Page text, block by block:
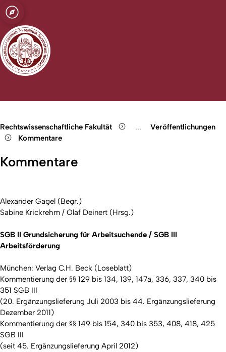
Open quicklink menu
Rechtswissenschaftliche Fakultät Show remaining
...
Veröffentlichungen
Kommentare
Kommentare
Alexander Gagel (Begr.)
Sabine Krickrehm / Olaf Deinert (Hrsg.)
SGB II Grundsicherung für Arbeitsuchende / SGB III
Arbeitsförderung
München: Verlag C.H. Beck (Loseblatt)
Kommentierung der §§ 129 bis 134, 139, 147a, 336, 337, 340 bis
351 SGB III
(20. Ergänzungslieferung Juli 2003 bis 44. Ergänzungslieferung
Dezember 2011)
Kommentierung der §§ 149 bis 154, 340 bis 353, 408, 418, 425
SGB III
(seit 45. Ergänzungslieferung April 2012)